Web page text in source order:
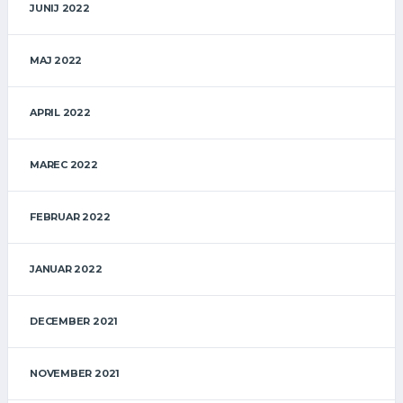
JUNIJ 2022
MAJ 2022
APRIL 2022
MAREC 2022
FEBRUAR 2022
JANUAR 2022
DECEMBER 2021
NOVEMBER 2021